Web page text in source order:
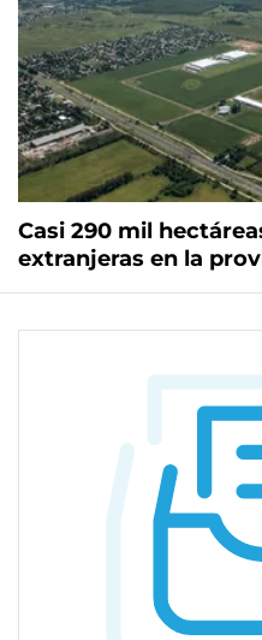
Casi 290 mil
extranjeras en la